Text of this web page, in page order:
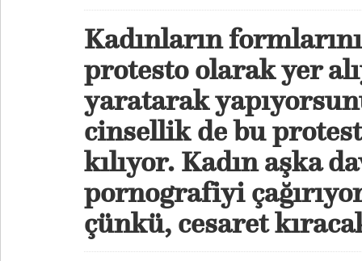
Kadınların
protesto olarak yer
yaratarak
cinsellik de bu
kılıyor. Kadın aşka
pornografiyi
çünkü, cesaret